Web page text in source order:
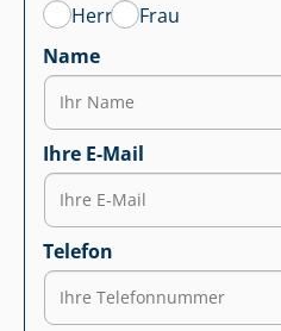
Herr
Frau
Name
Ihre E-Mail
Telefon